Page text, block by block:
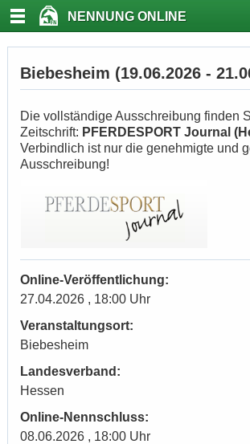
NENNUNG ONLINE
Biebesheim (19.06.2026 -
Die vollständige Ausschreibung finden
Zeitschrift: PFERDESPORT Journal
Verbindlich ist nur die genehmigte und
Ausschreibung!
Online-Veröffentlichung:
27.04.2026 , 18:00 Uhr
Veranstaltungsort:
Biebesheim
Landesverband:
Hessen
Online-Nennschluss:
08.06.2026 , 18:00 Uhr